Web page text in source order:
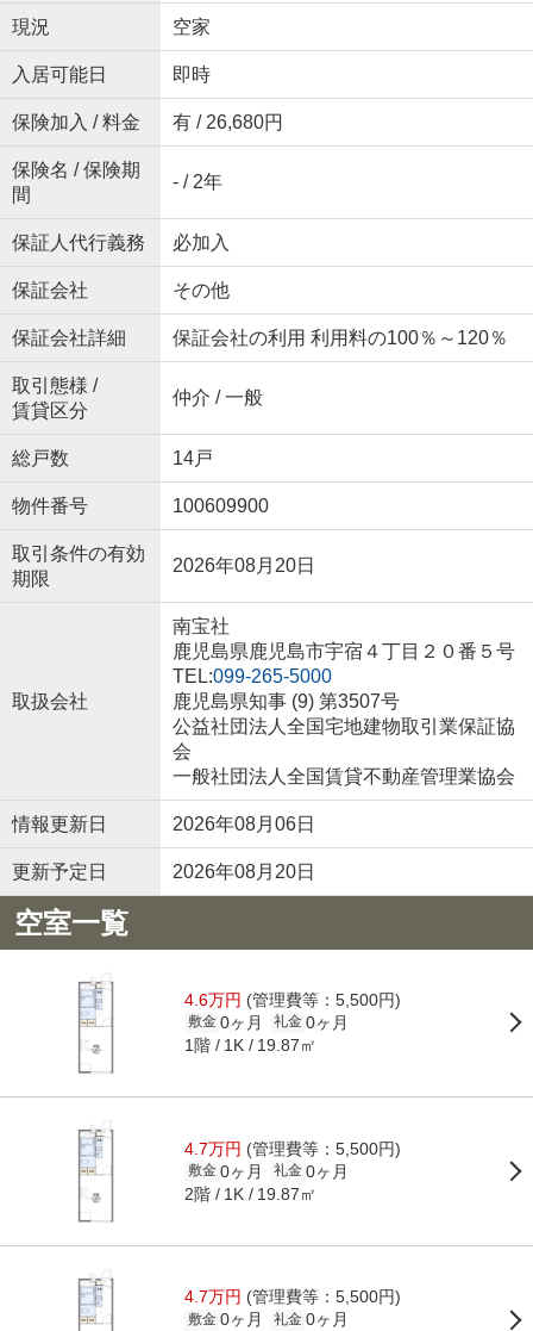
現況 空家
入居可能日 即時
保険加入 / 料金 有 / 26,680円
保険名 / 保険期
間
- / 2年
保証人代行義務 必加入
保証会社 その他
保証会社詳細 保証会社の利用 利用料の100％～120％
取引態様 /
賃貸区分
仲介 / 一般
総戸数 14戸
物件番号 100609900
取引条件の有効
期限
2026年08月20日
取扱会社
南宝社
鹿児島県鹿児島市宇宿４丁目２０番５号
TEL:099-265-5000
鹿児島県知事 (9) 第3507号
公益社団法人全国宅地建物取引業保証協
会
一般社団法人全国賃貸不動産管理業協会
情報更新日 2026年08月06日
更新予定日 2026年08月20日
空室一覧
4.6万円 (管理費等：5,500円)
敷金 0ヶ月 礼金 0ヶ月
1階 1K 19.87㎡
4.7万円 (管理費等：5,500円)
敷金 0ヶ月 礼金 0ヶ月
2階 1K 19.87㎡
4.7万円 (管理費等：5,500円)
敷金 0ヶ月 礼金 0ヶ月